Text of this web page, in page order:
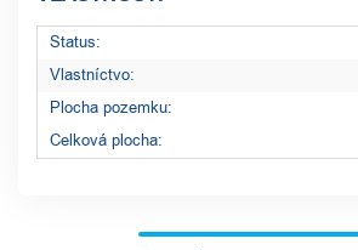
Status:
Vlastníctvo:
Plocha pozemku:
Celková plocha: